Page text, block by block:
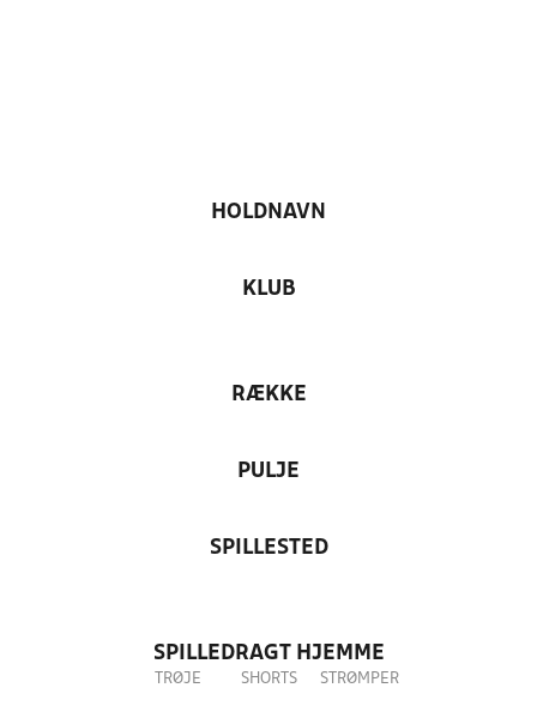
HOLDNAVN
KLUB
RÆKKE
PULJE
SPILLESTED
SPILLEDRAGT HJEMME
TRØJE SHORTS STRØMPER